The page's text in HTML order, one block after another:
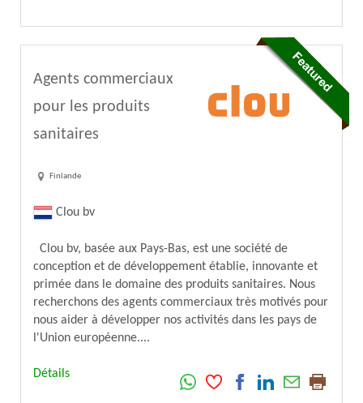
Agents commerciaux
pour les produits
sanitaires
Finlande
Clou bv
Clou bv, basée aux Pays-Bas, est une société de
conception et de développement établie, innovante et
primée dans le domaine des produits sanitaires. Nous
recherchons des agents commerciaux très motivés pour
nous aider à développer nos activités dans les pays de
l'Union européenne....
Détails